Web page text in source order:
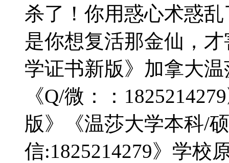
杀了！你用惑心术惑
是你想复活那金仙，
学证书新版》加拿大
《Q/微：：
版》《温莎大学本科/
信:1825214279》学校